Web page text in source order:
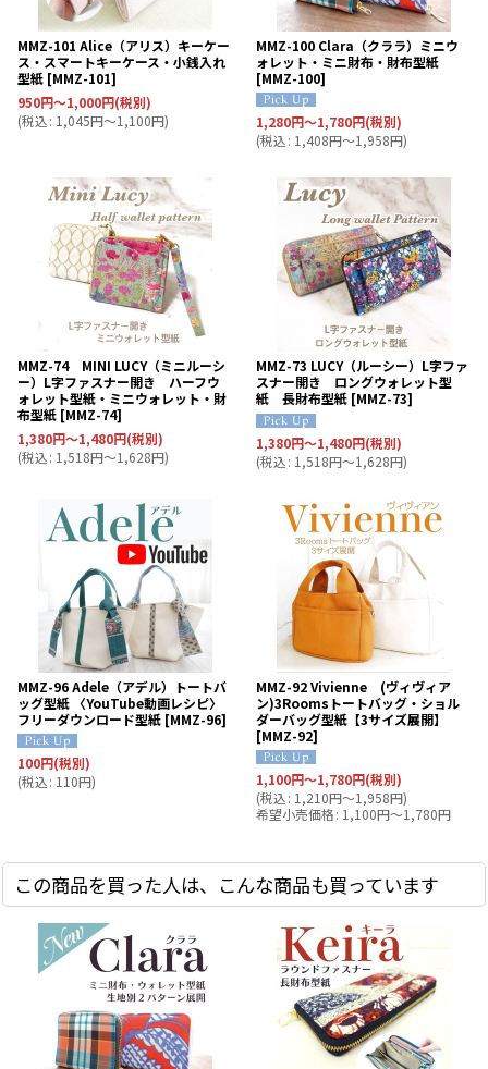
MMZ-101 Alice（アリス）キーケー
ス・スマートキーケース・小銭入れ
型紙 [MMZ-101]
950円～1,000円(税別)
(税込: 1,045円～1,100円)
MMZ-100 Clara（クララ）ミニウ
ォレット・ミニ財布・財布型紙
[MMZ-100]
1,280円～1,780円(税別)
(税込: 1,408円～1,958円)
MMZ-74 MINI LUCY（ミニルーシ
ー）L字ファスナー開き ハーフウ
ォレット型紙・ミニウォレット・財
布型紙 [MMZ-74]
1,380円～1,480円(税別)
(税込: 1,518円～1,628円)
MMZ-73 LUCY（ルーシー）L字ファ
スナー開き ロングウォレット型
紙 長財布型紙 [MMZ-73]
1,380円～1,480円(税別)
(税込: 1,518円～1,628円)
MMZ-96 Adele（アデル）トートバ
ッグ型紙 〈YouTube動画レシピ〉
フリーダウンロード型紙 [MMZ-96]
100円(税別)
(税込: 110円)
MMZ-92 Vivienne (ヴィヴィア
ン)3Roomsトートバッグ・ショル
ダーバッグ型紙【3サイズ展開】
[MMZ-92]
1,100円～1,780円(税別)
(税込: 1,210円～1,958円)
希望小売価格: 1,100円～1,780円
この商品を買った人は、こんな商品も買っています